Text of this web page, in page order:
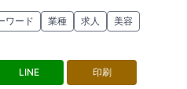
ワード 業種 求人 美容
LINE 印刷